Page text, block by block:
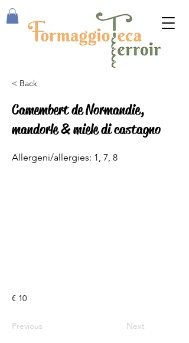
< Back
Camembert de Normandie,
mandorle & miele di castagno
Allergeni/allergies: 1, 7, 8
€ 10
Previous Next